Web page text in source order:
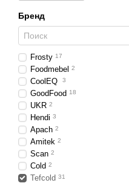
Бренд
Frosty 17
Foodmebel 2
CoolEQ 3
GoodFood 18
UKR 2
Hendi 3
Apach 2
Amitek 2
Scan 2
Cold 2
Tefcold 31